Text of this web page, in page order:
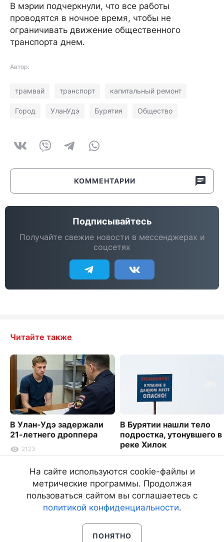
В мэрии подчеркнули, что все работы
проводятся в ночное время, чтобы не
ограничивать движение общественного
транспорта днем.
Автор:
трамвай транспорт капитальный ремонт
Город УланУдэ Бурятия Общество
КОММЕНТАРИИ
Подписывайтесь
Получайте свежие новости в мессенджерах и
соцсетях
Читайте также
В Улан-Удэ задержали
21-летнего дроппера
2123
В Бурятии нашли тело
подростка, утонувшего в
реке Хилок
На сайте используются cookie-файлы и
метрические программы. Продолжая
пользоваться сайтом вы соглашаетесь с
политикой конфиденциальности.
ПОНЯТНО